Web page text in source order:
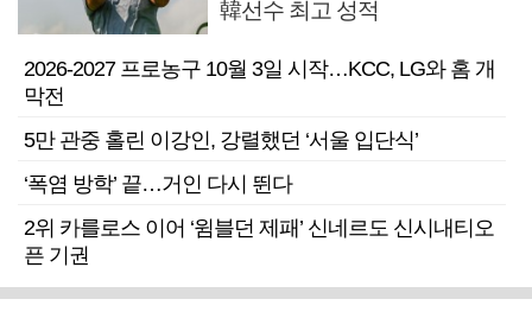
韓선수 최고 성적
2026-2027 프로농구 10월 3일 시작…KCC, LG와 홈 개
막전
5만 관중 홀린 이강인, 강렬했던 ‘서울 입단식’
‘폭염 방학’ 끝…거인 다시 뛴다
2위 카를로스 이어 ‘윔블던 제패’ 신네르도 신시내티오
픈 기권